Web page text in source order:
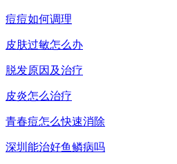
痘痘如何调理
皮肤过敏怎么办
脱发原因及治疗
皮炎怎么治疗
青春痘怎么快速消除
深圳能治好鱼鳞病吗